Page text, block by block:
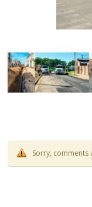
Sorry,